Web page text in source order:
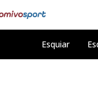
Esquiar